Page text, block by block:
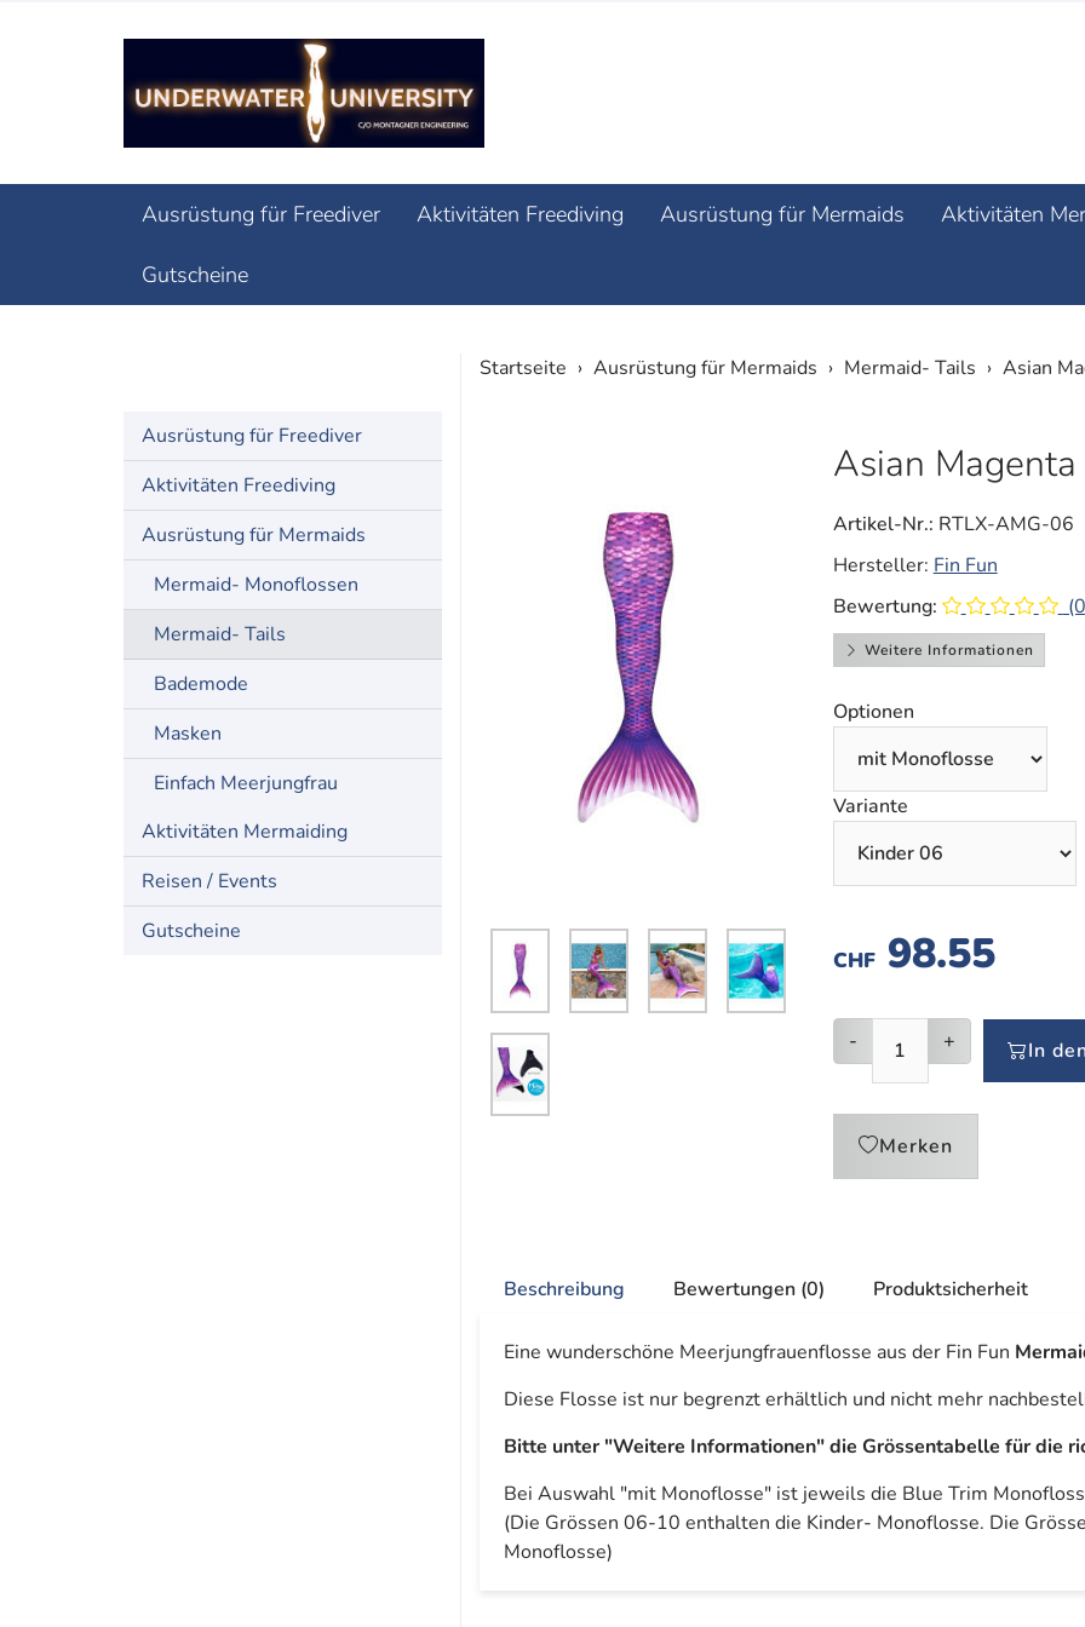
Ausrüstung für Freediver Aktivitäten Freediving Ausrüstung für Mermaids Aktivitäten
Gutscheine
Startseite Ausrüstung für Mermaids Mermaid- Tails Asian
Asian
Artikel-Nr.: RTLX-AMG-06
Hersteller: Fin Fun
Bewertung:
Weitere Informationen
Optionen
Variante
CHF 98.55
- + In
Merken
Beschreibung Bewertungen (0) Produktsicherheit
Eine wunderschöne Meerjungfrauenflosse aus der Fin Fun
Diese Flosse ist nur begrenzt erhältlich und nicht mehr
Bitte unter "Weitere Informationen" die Grössentabelle für die
Bei Auswahl "mit Monoflosse" ist jeweils die Blue Trim
(Die Grössen 06-10 enthalten die Kinder- Monoflosse. Die
Monoflosse)
Ausrüstung für Freediver
Aktivitäten Freediving
Ausrüstung für Mermaids
Mermaid- Monoflossen
Mermaid- Tails
Bademode
Masken
Einfach Meerjungfrau
Aktivitäten Mermaiding
Reisen / Events
Gutscheine